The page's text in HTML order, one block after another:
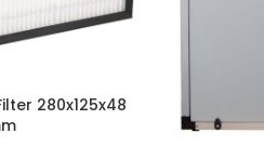
280x125x48